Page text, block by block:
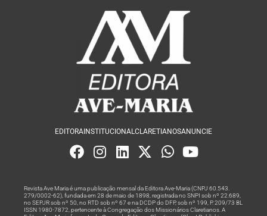
EDITORA INSTITUCIONALCLARETIANOSANUNCIE
Revista Ave Maria é uma publicação mensal da Editora Ave-Maria (CNPJ 60.543.
279/0002-62), fundada em 28 de maio de 1898, registrada no SNPI sob nº 22.689,
no SEPJR sob nº 50, no RTD sob nº 67 e na DCDP do DFP, sob nº 199, P. 209/73 BL
ISSN 1980-7872, pertencente à Congregação dos Missionários Claretianos. A